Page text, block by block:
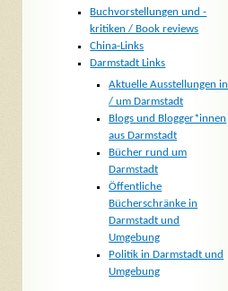
Buchvorstellungen und -
kritiken / Book reviews
China-Links
Darmstadt Links
Aktuelle Ausstellungen in
/ um Darmstadt
Blogs und Blogger*innen
aus Darmstadt
Bücher rund um
Darmstadt
Öffentliche
Bücherschränke in
Darmstadt und
Umgebung
Politik in Darmstadt und
Umgebung